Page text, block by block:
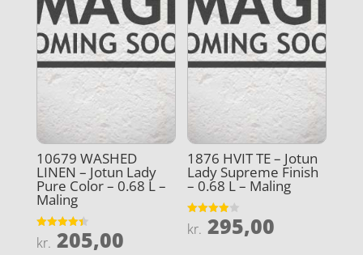
10679 WASHED
LINEN – Jotun Lady
Pure Color – 0.68 L –
Maling
Vurderet
4.4
kr. 205,00
1876 HVIT TE – Jotun
Lady Supreme Finish
– 0.68 L – Maling
Vurderet
3.9
kr. 295,00